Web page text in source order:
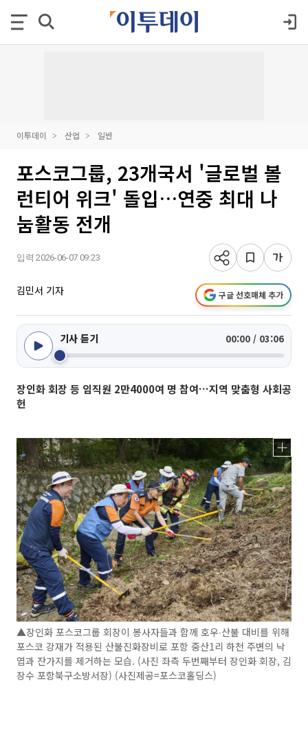
이투데이 산업 일반
포스코그룹, 23개국서 '글로벌 볼
런티어 위크' 돌입…연중 최대 나
눔활동 전개
입력 2026-06-07 09:23
김민서 기자 구글 선호매체 추가
기사 듣기 00:00 / 03:06
장인화 회장 등 임직원 2만4000여 명 참여…지역 맞춤형 사회공
헌
▲장인화 포스코그룹 회장이 봉사자들과 함께 호우∙산불 대비를 위해
포스코 강재가 적용된 산불진화장비로 포항 중산1리 하천 주변의 낙
엽과 잔가지를 제거하는 모습. (사진 좌측 두번째부터 장인화 회장, 김
장수 포항북구소방서장) (사진제공=포스코홀딩스)